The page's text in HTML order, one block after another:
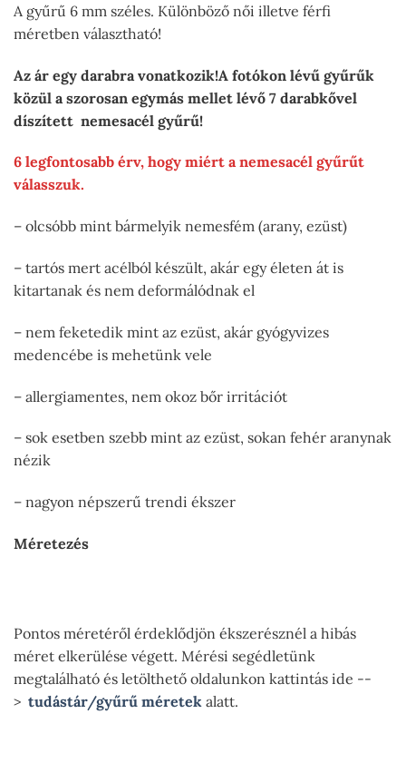
A gyűrű 6 mm széles. Különböző női illetve férfi
méretben választható!
Az ár egy darabra vonatkozik!A fotókon lévű gyűrűk
közül a szorosan egymás mellet lévő 7 darabkővel
díszített nemesacél gyűrű!
6 legfontosabb érv, hogy miért a nemesacél gyűrűt
válasszuk.
– olcsóbb mint bármelyik nemesfém (arany, ezüst)
– tartós mert acélból készült, akár egy életen át is
kitartanak és nem deformálódnak el
– nem feketedik mint az ezüst, akár gyógyvizes
medencébe is mehetünk vele
– allergiamentes, nem okoz bőr irritációt
– sok esetben szebb mint az ezüst, sokan fehér aranynak
nézik
– nagyon népszerű trendi ékszer
Méretezés
Pontos méretéről érdeklődjön ékszerésznél a hibás
méret elkerülése végett. Mérési segédletünk
megtalálható és letölthető oldalunkon kattintás ide --
> tudástár/gyűrű méretek alatt.